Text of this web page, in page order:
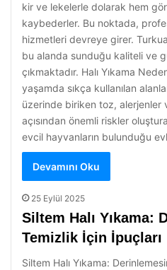
kir ve lekelerle dolarak hem
kaybederler. Bu noktada,
hizmetleri devreye girer.
bu alanda sunduğu kaliteli ve
çıkmaktadır. Halı Yıkama
yaşamda sıkça kullanılan
üzerinde biriken toz, alerjenler
açısından önemli riskler
evcil hayvanların bulunduğu
Devamını Oku
25 Eylül 2025
Siltem Halı Yıkama:
Temizlik İçin İpuçları
Siltem Halı Yıkama: